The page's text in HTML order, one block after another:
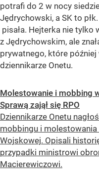
potrafi do 2 w nocy
Jędrychowski, a SK to
pisała. Hejterka nie tylko
z Jędrychowskim, ale
prywatnego, które
dziennikarze Onetu.
Molestowanie i mobbing
Sprawą zajął się RPO
Dziennikarze Onetu
mobbingu i
Wojskowej. Opisali
przypadki ministrowi
Macierewiczowi.